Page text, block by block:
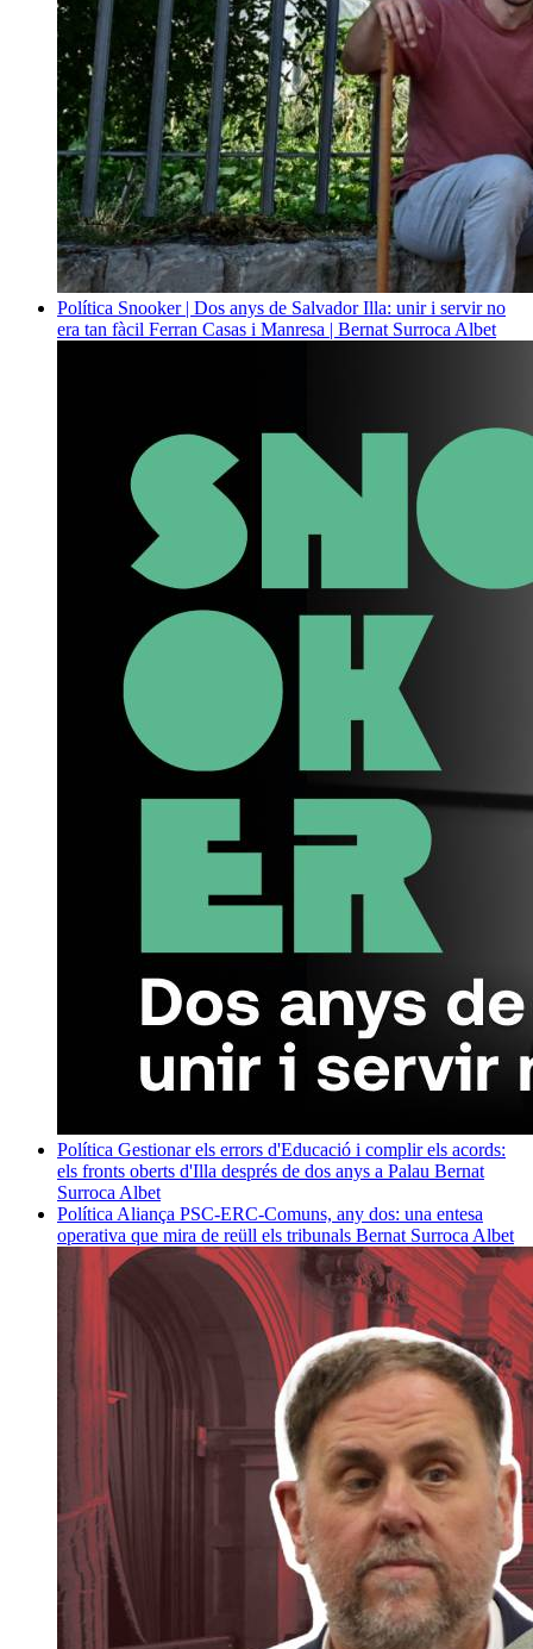
Política Snooker | Dos anys de Salvador Illa: unir i servir no
era tan fàcil Ferran Casas i Manresa | Bernat Surroca Albet
Política Gestionar els errors d'Educació i complir els acords:
els fronts oberts d'Illa després de dos anys a Palau Bernat
Surroca Albet
Política Aliança PSC-ERC-Comuns, any dos: una entesa
operativa que mira de reüll els tribunals Bernat Surroca Albet